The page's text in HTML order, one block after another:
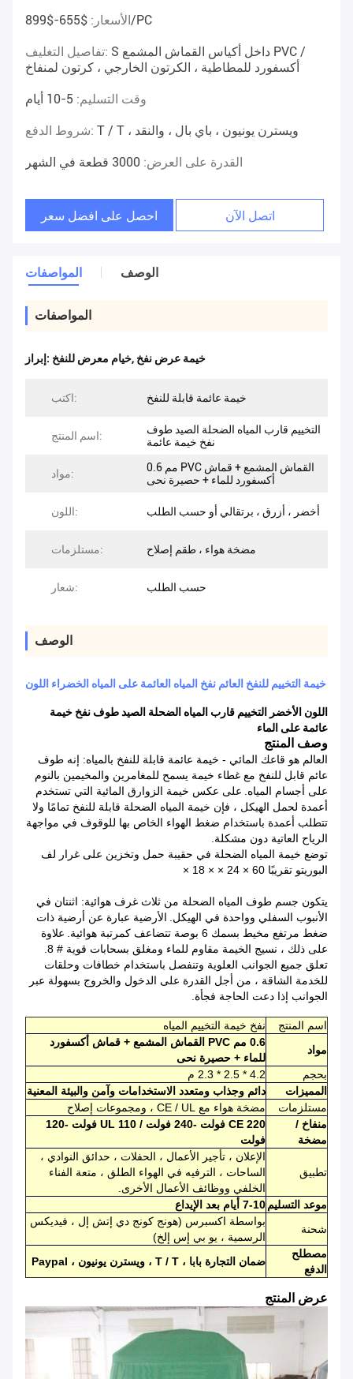
الأسعار: $655-$899/PC
تفاصيل التغليف: S داخل أكياس القماش المشمع PVC /
أكسفورد للمطاطية ، الكرتون الخارجي ، كرتون لمنفاخ
وقت التسليم: 5-10 أيام
شروط الدفع: T / T ، ويسترن يونيون ، باي بال ، والنقد
القدرة على العرض: 3000 قطعة في الشهر
احصل على افضل سعر اتصل الآن
المواصفات الوصف
المواصفات
إبراز: خيام معرض للنفخ, خيمة عرض نفخ
اكتب: خيمة عائمة قابلة للنفخ
اسم المنتج:
التخييم قارب المياه الضحلة الصيد طوف
نفخ خيمة عائمة
مواد:
0.6 مم PVC القماش المشمع + قماش
أكسفورد للماء + حصيرة نحى
اللون: أخضر ، أزرق ، برتقالي أو حسب الطلب
مستلزمات: مضخة هواء ، طقم إصلاح
شعار: حسب الطلب
الوصف
خيمة التخييم للنفخ العائم نفخ المياه العائمة على المياه الخضراء اللون
اللون الأخضر التخييم قارب المياه الضحلة الصيد طوف نفخ خيمة
عائمة على الماء
وصف المنتج
العالم هو قاعك المائي - خيمة عائمة قابلة للنفخ بالمياه: إنه طوف
عائم قابل للنفخ مع غطاء خيمة يسمح للمغامرين والمخيمين بالنوم
على أجسام المياه. على عكس خيمة الزوارق المائية التي تستخدم
أعمدة لحمل الهيكل ، فإن خيمة المياه الضحلة قابلة للنفخ تمامًا ولا
تتطلب أعمدة باستخدام ضغط الهواء الخاص بها للوقوف في مواجهة
الرياح العاتية دون مشكلة.
توضع خيمة المياه الضحلة في حقيبة حمل وتخزين على غرار لف
البوريتو تقريبًا 60 × 24 × × 18 ×
يتكون جسم طوف المياه الضحلة من ثلاث غرف هوائية: اثنتان في
الأنبوب السفلي وواحدة في الهيكل. الأرضية عبارة عن أرضية ذات
ضغط مرتفع مخيط بسمك 6 بوصة تتضاعف كمرتبة هوائية.
علاوة
على ذلك ، نسيج الخيمة مقاوم للماء ومغلق بسحابات قوية # 8.
تعلق جميع الجوانب العلوية وتنفصل باستخدام خطافات وحلقات
للخدمة الشاقة ، من أجل القدرة على الدخول والخروج بسهولة عبر
الجوانب إذا دعت الحاجة فجأة.
اسم المنتج
نفخ خيمة التخييم المياه
مواد
0.6 مم PVC القماش المشمع + قماش أكسفورد
للماء + حصيرة نحى
بحجم
4.2 * 2.5 * 2.3 م
المميزات
دائم وجذاب ومتعدد الاستخدامات وآمن والبيئة المعنية
مستلزمات
مضخة هواء مع CE / UL ، ومجموعات إصلاح
منفاخ /
مضخة
CE 220 فولت -240 فولت / UL 110 فولت -120
فولت
تطبيق
الإعلان ، تأجير الأعمال ، الحفلات ، حدائق النوادي ،
الساحات ، الترفيه في الهواء الطلق ، متعة الفناء
الخلفي ووظائف الأعمال الأخرى.
موعد التسليم7-10 أيام بعد الإيداع
شحنة
بواسطة اكسبرس (هونج كونج دي إتش إل ، فيديكس
الرسمية ، يو بي إس إلخ)
مصطلح
الدفع
ضمان التجارة بابا ، T / T ، ويسترن يونيون ، Paypal
عرض المنتج